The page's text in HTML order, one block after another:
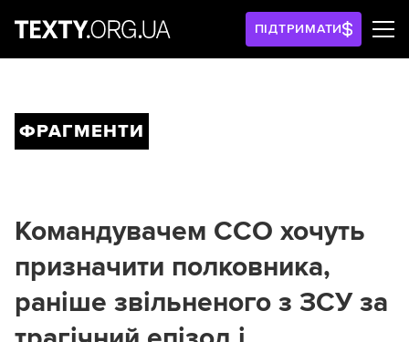
ПІДТРИМАТИ
ФРАГМЕНТИ
Командувачем ССО хочуть
призначити полковника,
раніше звільненого з ЗСУ за